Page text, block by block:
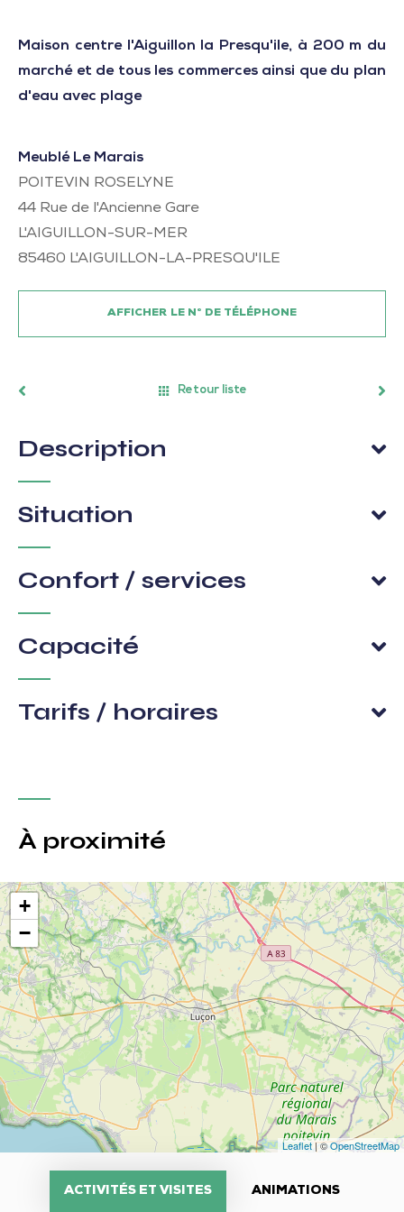
Maison centre l'Aiguillon la Presqu'ile, à 200 m du
marché et de tous les commerces ainsi que du plan
d'eau avec plage
Meublé Le Marais
POITEVIN ROSELYNE
44 Rue de l'Ancienne Gare
L'AIGUILLON-SUR-MER
85460 L'AIGUILLON-LA-PRESQU'ILE
AFFICHER LE N° DE TÉLÉPHONE
Retour liste
Description
Situation
Confort / services
Capacité
Tarifs / horaires
À proximité
+
−
Leaflet| ©OpenStreetMap
ACTIVITÉS ET VISITES ANIMATIONS